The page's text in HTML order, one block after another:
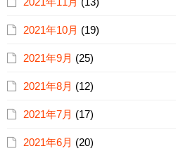
2021年10月 (19)
2021年9月 (25)
2021年8月 (12)
2021年7月 (17)
2021年6月 (20)